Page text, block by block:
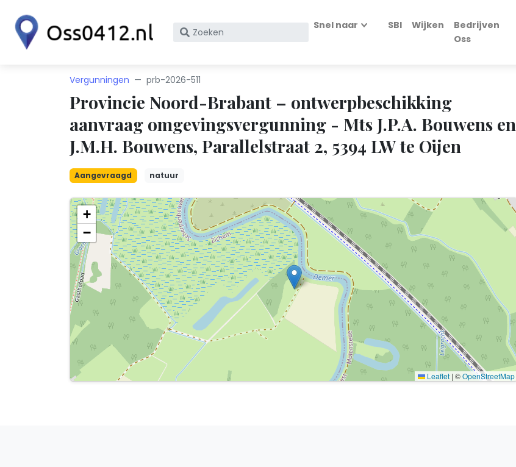
Zoek
of
KvK
nummer
Snel naar SBI Wijken
Bedrijven
Oss
Vergunningen prb-2026-511
Provincie Noord-Brabant – ontwerpbeschikking
aanvraag omgevingsvergunning - Mts J.P.A. Bouwens en
J.M.H. Bouwens, Parallelstraat 2, 5394 LW te Oijen
Aangevraagd natuur
+
−
Leaflet | ©OpenStreetMap